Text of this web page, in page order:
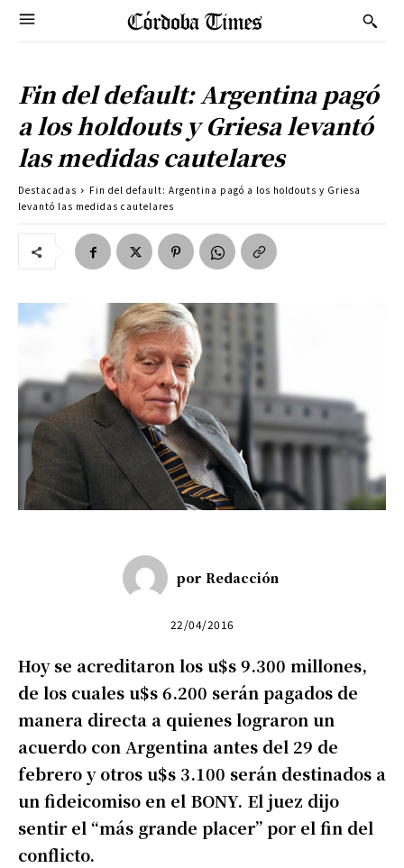
Fin del default: Argentina pagó
a los holdouts y Griesa levantó
las medidas cautelares
Destacadas
Fin del default: Argentina pagó a los holdouts y Griesa
levantó las medidas cautelares
por Redacción
22/04/2016
Hoy se acreditaron los u$s 9.300 millones,
de los cuales u$s 6.200 serán pagados de
manera directa a quienes lograron un
acuerdo con Argentina antes del 29 de
febrero y otros u$s 3.100 serán destinados a
un fideicomiso en el BONY. El juez dijo
sentir el “más grande placer” por el fin del
conflicto.